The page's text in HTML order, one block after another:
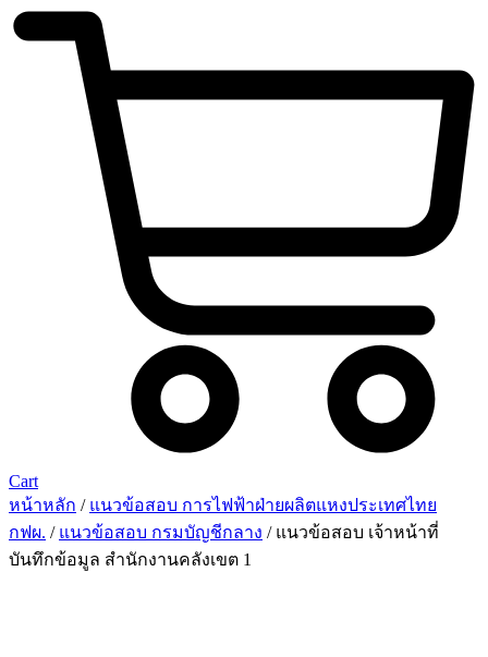
Cart
หน้าหลัก / แนวข้อสอบ การไฟฟ้าฝ่ายผลิตแหงประเทศไทย
กฟผ. / แนวข้อสอบ กรมบัญชีกลาง / แนวข้อสอบ เจ้าหน้าที่
บันทึกข้อมูล สำนักงานคลังเขต 1